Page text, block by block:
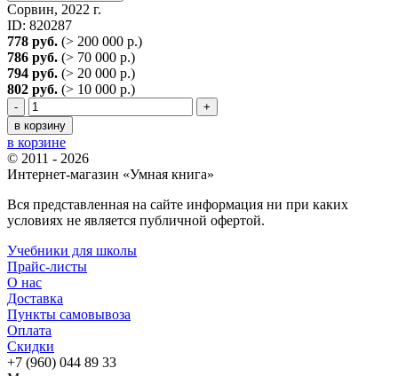
Сорвин, 2022 г.
ID: 820287
778 руб. (> 200 000 р.)
786 руб. (> 70 000 р.)
794 руб. (> 20 000 р.)
802 руб. (> 10 000 р.)
-
+
в корзину
в корзине
© 2011 - 2026
Интернет-магазин «Умная книга»
Вся представленная на сайте информация ни при каких
условиях не является публичной офертой.
Учебники для школы
Прайс-листы
О нас
Доставка
Пункты самовывоза
Оплата
Скидки
+7 (960) 044 89 33